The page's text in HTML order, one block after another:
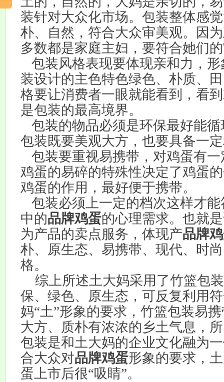
装针对大众化市场。包装整体感
朴、自然，符合大众审美观。因
多数都是家庭主妇，要符合她们
包装风格表现要体现亲和力，
装设计的主色特色绿色、朴质、
格要让消费者一眼就能看到，看
是包装的最高境界。
包装的物品必须是环保最好能
包装既要美观大方，也要具备一
包装要重视易携带，对鸡蛋有
鸡蛋的易碎的特殊性决定了鸡蛋
鸡蛋的作用，最好便于携带。
包装必须上一定的档次这样才
中的品牌鸡蛋的心理需求。也就
为产品的卖点服务，体现产品牌
朴、原生态、易携带、现代、时
格。
综上所述土大妈采用了竹篮包
保、绿色、原生态，可反复利用
妈“土”形象的要求，竹篮包装易
大方、质朴有浓浓的乡土气息，
包装是和土大妈的企业文化融为
合大众对品牌鸡蛋形象的要求，
蛋上市后很“吸睛”。